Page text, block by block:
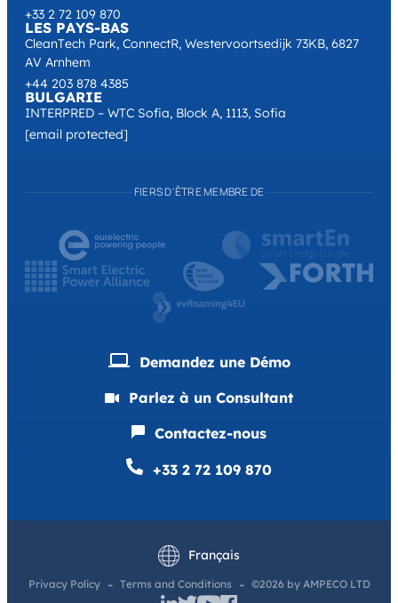
+33 2 72 109 870
LES PAYS-BAS
CleanTech Park, ConnectR, Westervoortsedijk 73KB, 6827
AV Arnhem
+44 203 878 4385
BULGARIE
INTERPRED – WTC Sofia, Block A, 1113, Sofia
[email protected]
FIERS D'ÊTRE MEMBRE DE
Demandez une Démo
Parlez à un Consultant
Contactez-nous
+33 2 72 109 870
Français
English
Privacy Policy Terms and Conditions ©2026 by AMPECO LTD